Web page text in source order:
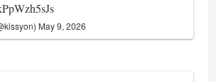
May 9, 2026